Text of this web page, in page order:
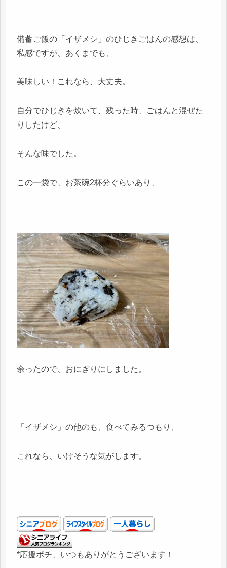
備蓄ご飯の「イザメシ」のひじきごはんの感想は、
私感ですが、あくまでも、
美味しい！これなら、大丈夫。
自分でひじきを炊いて、残った時、ごはんと混ぜた
りしたけど、
そんな味でした。
この一袋で、お茶碗2杯分ぐらいあり、
余ったので、おにぎりにしました。
「イザメシ」の他のも、食べてみるつもり、
これなら、いけそうな気がします。
*応援ポチ、いつもありがとうございます！